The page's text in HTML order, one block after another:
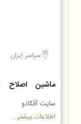
سراسر ایران
ماشین اصلاح
FX726SDE
سایت آفکادو
اطلاعات بیشتر...